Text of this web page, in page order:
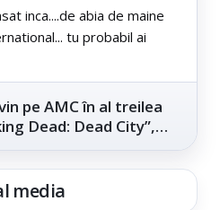
inca....de abia de maine
tu probabil ai
pe AMC în al treilea
Dead: Dead City”,
media